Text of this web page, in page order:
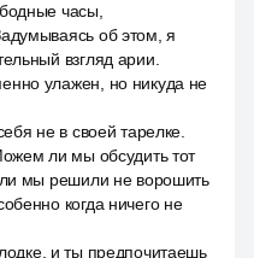
часы,
об этом, я
взгляд арии.
улажен, но никуда не
не в своей тарелке.
ли мы обсудить тот
мы решили не ворошить
когда ничего не
и ты предпочитаешь